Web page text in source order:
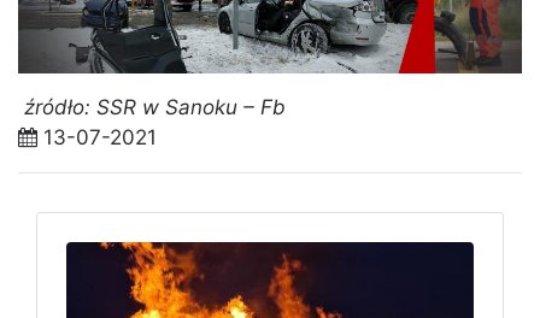
źródło: SSR w Sanoku – Fb
13-07-2021